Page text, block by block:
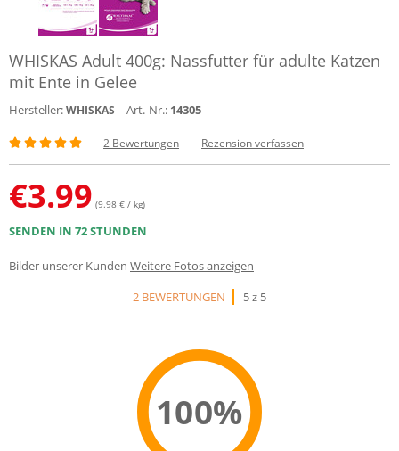
WHISKAS Adult 400g: Nassfutter für adulte Katzen
mit Ente in Gelee
Hersteller:WHISKAS Art.-Nr.: 14305
2 Bewertungen Rezension verfassen
€3.99 (9.98 € / kg)
SENDEN IN 72 STUNDEN
Bilder unserer Kunden Weitere Fotos anzeigen
2 BEWERTUNGEN
5 z 5
100%